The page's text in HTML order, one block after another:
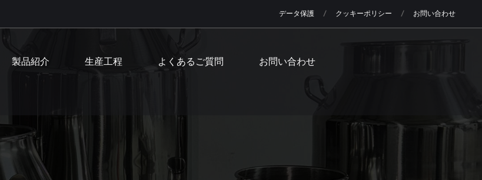
データ保護 クッキーポリシー お問い合わせ
製品紹介 生産工程 よくあるご質問 お問い合わせ